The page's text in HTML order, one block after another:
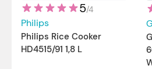
5/4
Philips
Philips Rice Cooker
HD4515/91 1,8 L